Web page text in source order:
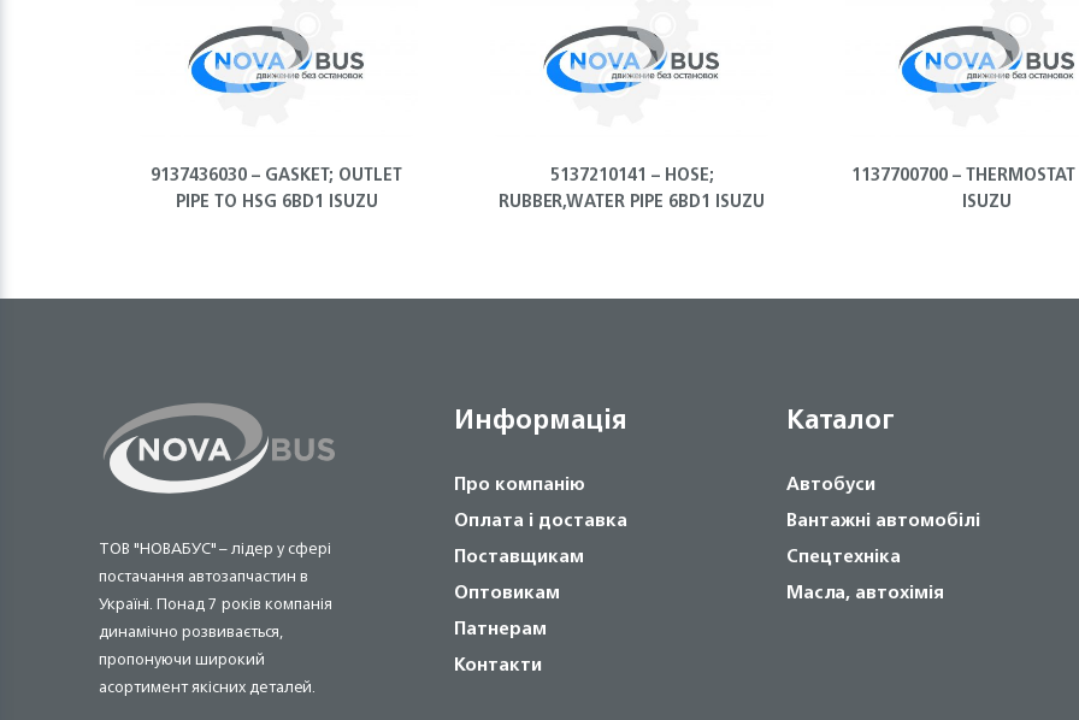
9137436030 – GASKET; OUTLET
PIPE TO HSG 6BD1 ISUZU
5137210141 – HOSE;
RUBBER,WATER PIPE 6BD1 ISUZU
1137700700 –
ISUZU
ТОВ "НОВАБУС" – лідер у сфері
постачання автозапчастин в
Україні. Понад 7 років компанія
динамічно розвивається,
пропонуючи широкий
асортимент якісних деталей.
Информація
Про компанію
Оплата і доставка
Поставщикам
Оптовикам
Патнерам
Контакти
Каталог
Автобуси
Вантажні автомобілі
Спецтехніка
Масла, автохімія